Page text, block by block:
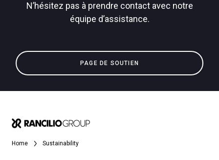
N’hésitez pas à prendre contact avec notre
équipe d’assistance.
PAGE DE SOUTIEN
Home Sustainability
Produits
Nouvelles
Télécharger